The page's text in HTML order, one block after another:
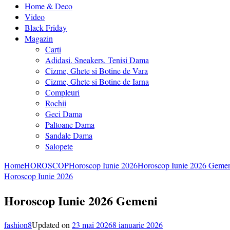
Home & Deco
Video
Black Friday
Magazin
Carti
Adidasi. Sneakers. Tenisi Dama
Cizme, Ghete si Botine de Vara
Cizme, Ghete si Botine de Iarna
Compleuri
Rochii
Geci Dama
Paltoane Dama
Sandale Dama
Salopete
HomeHOROSCOPHoroscop Iunie 2026Horoscop Iunie 2026
Horoscop Iunie 2026
Horoscop Iunie 2026 Gemeni
fashion8Updated on23 mai 20268 ianuarie 2026